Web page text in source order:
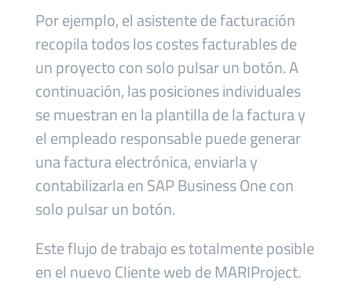
Por ejemplo, el asistente de facturación
recopila todos los costes facturables de
un proyecto con solo pulsar un botón. A
continuación, las posiciones individuales
se muestran en la plantilla de la factura y
el empleado responsable puede generar
una factura electrónica, enviarla y
contabilizarla en SAP Business One con
solo pulsar un botón.
Este flujo de trabajo es totalmente posible
en el nuevo Cliente web de MARIProject.